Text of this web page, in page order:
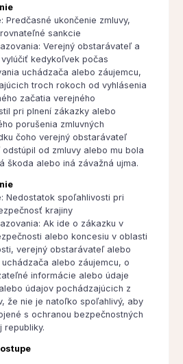
Predčasné ukončenie zmluvy,
sankcie
Verejný obstarávateľ a
kedykoľvek počas
uchádzača alebo záujemcu,
troch rokoch od vyhlásenia
začatia verejného
pri plnení zákazky alebo
porušenia zmluvných
čoho verejný obstarávateľ
od zmluvy alebo mu bola
škoda alebo iná závažná ujma.
Nedostatok spoľahlivosti pri
krajiny
Ak ide o zákazku v
alebo koncesiu v oblasti
verejný obstarávateľ alebo
alebo záujemcu, o
informácie alebo údaje
údajov pochádzajúcich z
že nie je natoľko spoľahlivý, aby
s ochranou bezpečnostných
republiky.